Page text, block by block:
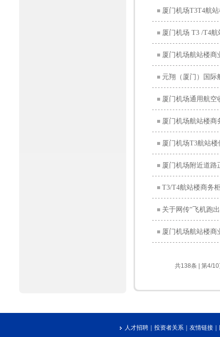
厦门机场T3T4航
厦门机场 T3 /T4
厦门机场航站楼商
元翔（厦门）国际
厦门机场通用航空
厦门机场航站楼商
厦门机场T3航站
厦门机场附近道路
T3/T4航站楼商务
关于网传“飞机跑
厦门机场航站楼商
共138条 | 第4/
人才招聘 投资者关系 友情链接